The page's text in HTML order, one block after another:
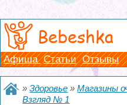
Bebeshka
Афиша Статьи Отзывы
»Здоровье »Магазины
Взгляд № 1